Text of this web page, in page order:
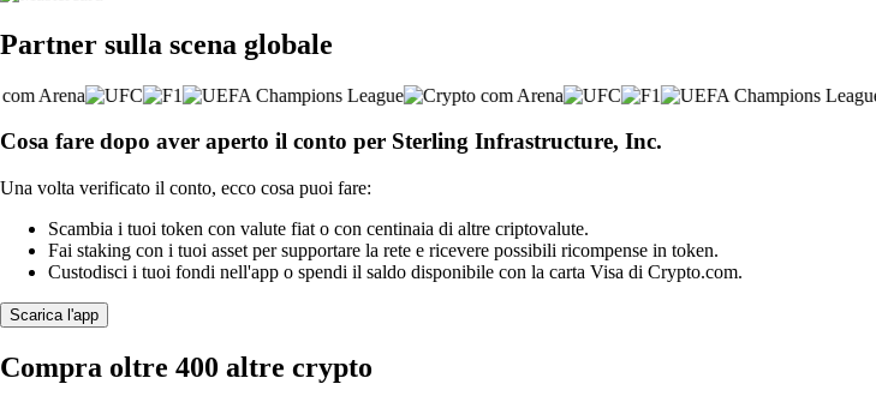
Partner sulla scena globale
Cosa fare dopo aver aperto il conto per Sterling Infrastructure, Inc.
Una volta verificato il conto, ecco cosa puoi fare:
Scambia i tuoi token con valute fiat o con centinaia di altre criptovalute.
Fai staking con i tuoi asset per supportare la rete e ricevere possibili ricompense in token.
Custodisci i tuoi fondi nell'app o spendi il saldo disponibile con la carta Visa di Crypto.com.
Scarica l'app
Compra oltre 400 altre crypto